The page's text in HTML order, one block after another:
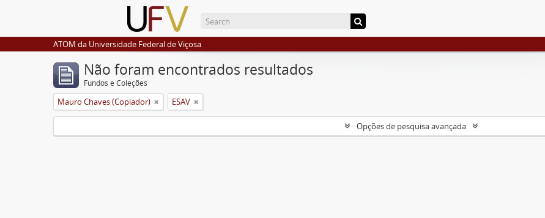
ATOM da Universidade Federal de Viçosa
Não foram encontrados resultados
Fundos e Coleções
Mauro Chaves (Copiador) ESAV
Opções de pesquisa avançada